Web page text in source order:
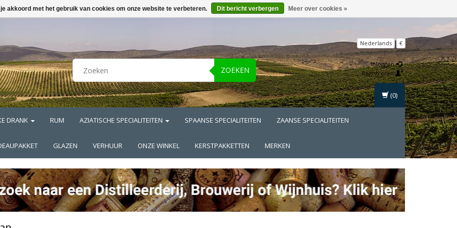
ZOEKEN
Nederlands €
Inloggen
Registreren
DRANK RUM AZIATISCHE SPECIALITEITEN SPAANSE SPECIALITEITEN ZAANSE SPECIALITEITEN
GLAZEN VERHUUR ONZE WINKEL KERSTPAKKETTEN MERKEN
(0)
akkoord met het gebruik van cookies om onze website te verbeteren. Dit bericht verbergen Meer over cookies »